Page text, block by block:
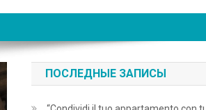
ПОСЛЕДНЫЕ ЗАПИСЫ